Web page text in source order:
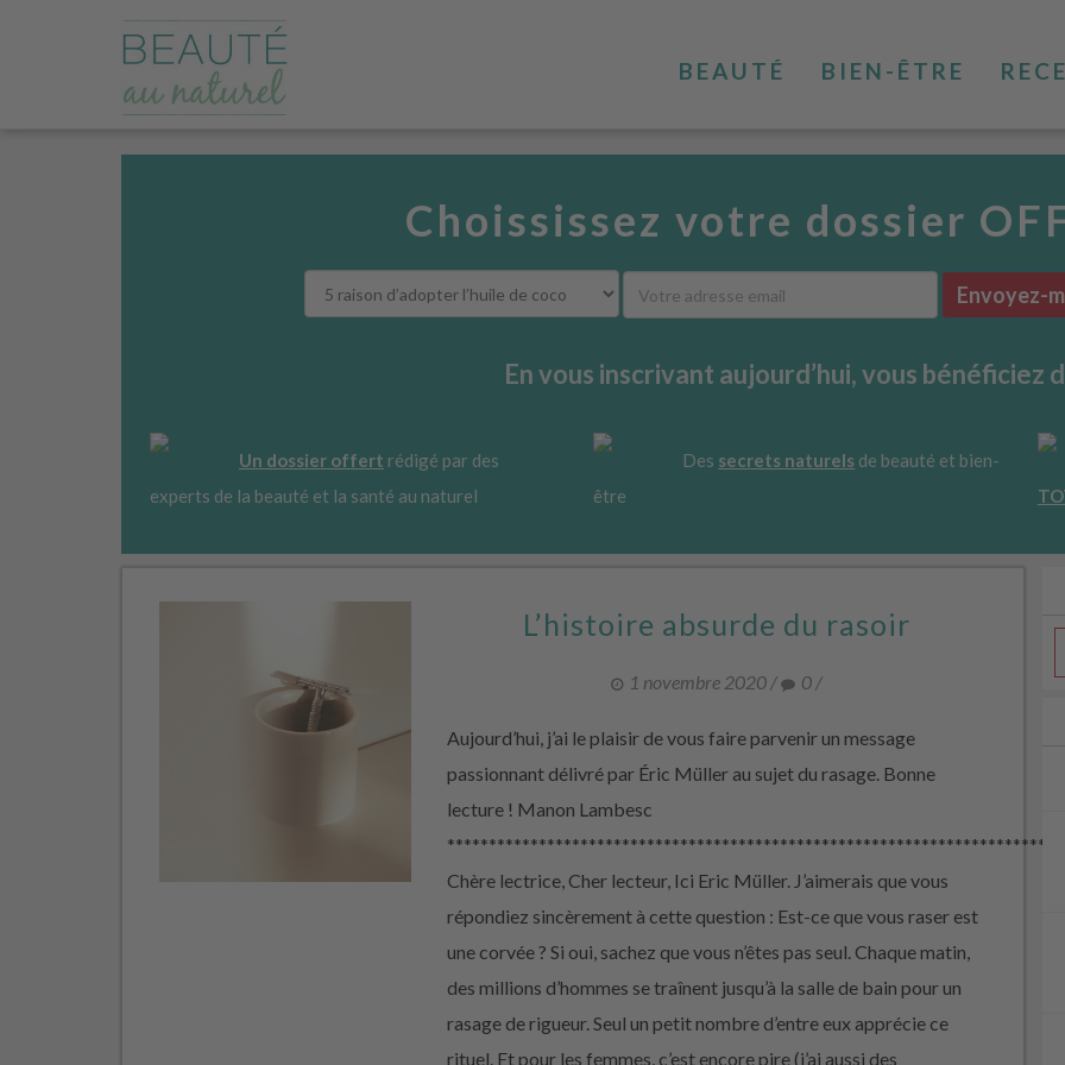
BEAUTÉ BIEN-ÊTRE
Choississez votre dossier
Envoyez-
En vous inscrivant aujourd’hui, vous bénéficiez
Un dossier offert rédigé par des
experts de la beauté et la santé au naturel
Des secrets naturels de beauté et bien-
être
L’histoire absurde du rasoir
1 novembre 2020 / 0 /
Aujourd’hui, j’ai le plaisir de vous faire parvenir un message
passionnant délivré par Éric Müller au sujet du rasage. Bonne
lecture ! Manon Lambesc
Chère lectrice, Cher lecteur, Ici Eric Müller. J’aimerais que vous
répondiez sincèrement à cette question : Est-ce que vous raser est
une corvée ? Si oui, sachez que vous n’êtes pas seul. Chaque matin,
des millions d’hommes se traînent jusqu’à la salle de bain pour un
rasage de rigueur. Seul un petit nombre d’entre eux apprécie ce
rituel. Et pour les femmes, c’est encore pire (j’ai aussi des